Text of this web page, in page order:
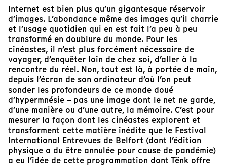
Internet est bien plus qu’un gigantesque réservoir
d’images. L’abondance même des images qu’il charrie
et l’usage quotidien qui en est fait l’a peu à peu
transformé en doublure du monde. Pour les
cinéastes, il n’est plus forcément nécessaire de
voyager, d’enquêter loin de chez soi, d’aller à la
rencontre du réel. Non, tout est là, à portée de main,
depuis l’écran de son ordinateur d’où l’on peut
sonder les profondeurs de ce monde doué
d’hypermnésie – pas une image dont le net ne garde,
d’une manière ou d’une autre, la mémoire. C’est pour
mesurer la façon dont les cinéastes explorent et
transforment cette matière inédite que le Festival
International Entrevues de Belfort (dont l’édition
physique a du être annulée pour cause de pandémie)
a eu l’idée de cette programmation dont Tënk offre